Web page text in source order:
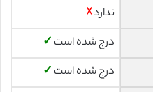
ندارد☓
درج شده است ✓
درج شده است ✓